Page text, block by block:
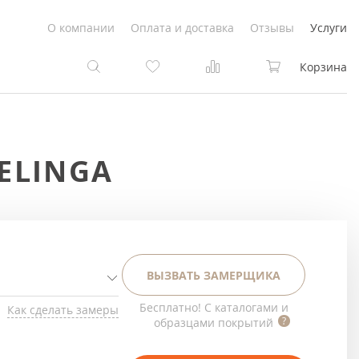
О компании Оплата и доставка Отзывы Услуги
Белые
под покраску
Корзина
Как сделать замеры
ВЫЗВАТЬ ЗАМЕРЩИКА
Бесплатно! С каталогами и
образцами покрытий